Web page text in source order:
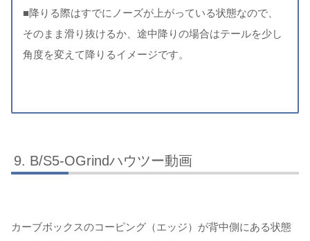
■降りる際はすでにノーズが上がっている状態なので、
そのまま滑り抜けるか、途中降りの場合はテールを少し
角度を変えて降りるイメージです。
B/S5-OGrindハウツー動画
カーブボックスのコーピング（エッジ）が背中側にある状態